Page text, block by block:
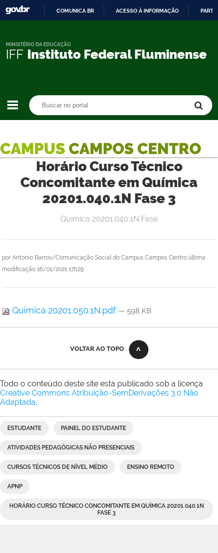
CONTEÚDO
COMUNICA BR ACESSO À INFORMAÇÃO
IFF Instituto Federal Fluminense
MINISTÉRIO DA EDUCAÇÃO
CAMPUS CAMPOS CENTRO
Horário Curso Técnico
Concomitante em Química
20201.040.1N Fase 3
por Antonio Barros/Comunicação Social do Campus Campos Centro última
modificação 16/01/2021 17h29
Química 20201.040.1N Fase
Quimica 20201.050.1N.pdf — 598 KB
VOLTAR AO TOPO
Todo o conteúdo deste site está publicado sob a licença
Creative Commons Atribuição-SemDerivações 3.0 Não
Adaptada.
ESTUDANTE PAINEL DO ESTUDANTE
ATIVIDADES PEDAGÓGICAS NÃO PRESENCIAIS
CURSOS TÉCNICOS DE NÍVEL MÉDIO ENSINO REMOTO
APNP
HORÁRIO CURSO TÉCNICO CONCOMITANTE EM QUÍMICA 20201.040.1N
FASE 3